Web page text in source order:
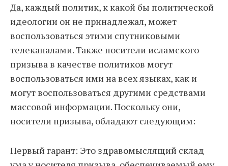
Да, каждый политик, к какой бы политической
идеологии он не принадлежал, может
воспользоваться этими спутниковыми
телеканалами. Также носители исламского
призыва в качестве политиков могут
воспользоваться ими на всех языках, как и
могут воспользоваться другими средствами
массовой информации. Поскольку они,
носители призыва, обладают следующим:
Первый гарант: Это здравомыслящий склад